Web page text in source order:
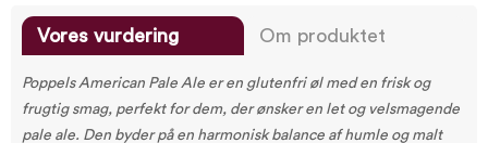
Vores vurdering Om produktet
Poppels American Pale Ale er en glutenfri øl med en frisk og
frugtig smag, perfekt for dem, der ønsker en let og velsmagende
pale ale. Den byder på en harmonisk balance af humle og malt